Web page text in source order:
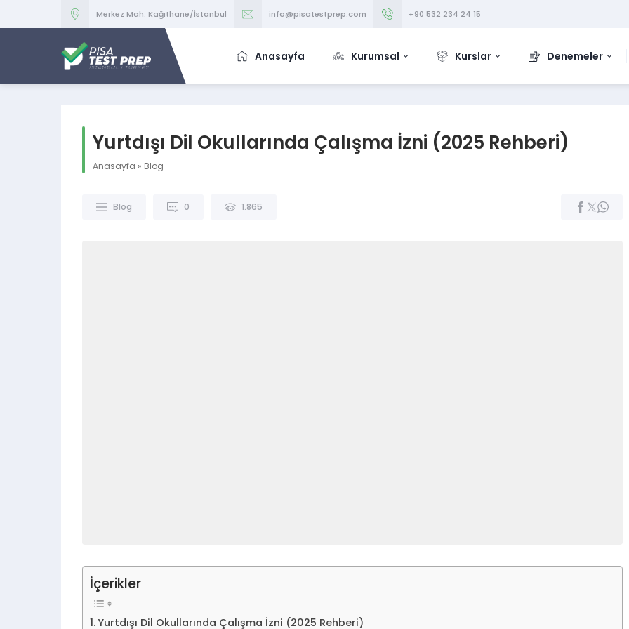
Merkez Mah. Kağıthane/İstanbul info@pisatestprep.com +90 532 234 24 15
Anasayfa Kurumsal Kurslar Denemeler
Yurtdışı Dil Okullarında Çalışma İzni (2025 Rehberi)
Anasayfa » Blog
Blog 0 1.865
İçerikler
Yurtdışı Dil Okullarında Çalışma İzni (2025 Rehberi)